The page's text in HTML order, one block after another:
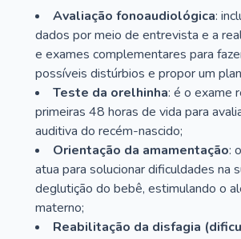
Avaliação fonoaudiológica:
dados por meio de entrevista e a
e exames complementares para
possíveis distúrbios e propor um
Teste da orelhinha: é o exame
primeiras 48 horas de vida para
auditiva do recém-nascido;
Orientação da amamentação:
atua para solucionar dificuldades na
deglutição do bebê, estimulando o
materno;
Reabilitação da disfagia